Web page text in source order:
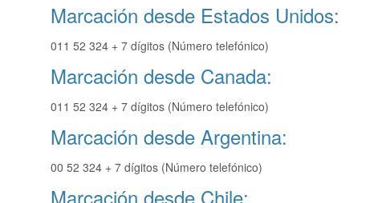
Marcación desde Estados Unidos:
011 52 324 + 7 dígitos (Número telefónico)
Marcación desde Canada:
011 52 324 + 7 dígitos (Número telefónico)
Marcación desde Argentina:
00 52 324 + 7 dígitos (Número telefónico)
Marcación desde Chile: